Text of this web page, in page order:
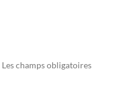
Les champs obligatoires